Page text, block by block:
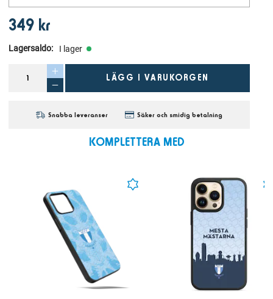
349 kr
Lagersaldo: I lager
LÄGG I VARUKORGEN
Snabba leveranser Säker och smidig betalning
KOMPLETTERA MED